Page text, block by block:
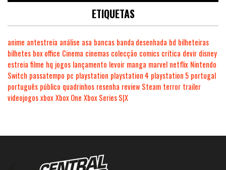
ETIQUETAS
anime antestreia análise asa bancas banda desenhada bd bilheteiras
bilhetes box office Cinema cinemas colecção comics crítica devir disney
estreia filme hq jogos lançamento levoir manga marvel netflix Nintendo
Switch passatempo pc playstation playstation 4 playstation 5 portugal
português público quadrinhos resenha review Steam terror trailer
videojogosxboxXbox One Xbox Series S|X